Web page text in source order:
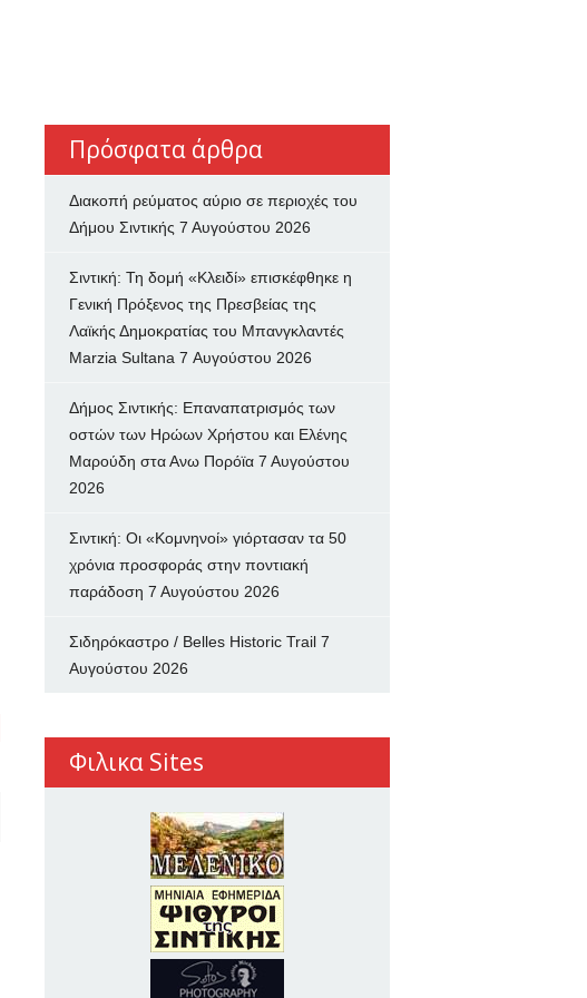
Πρόσφατα άρθρα
Διακοπή ρεύματος αύριο σε περιοχές του
Δήμου Σιντικής 7 Αυγούστου 2026
Σιντική: Τη δομή «Κλειδί» επισκέφθηκε η
Γενική Πρόξενος της Πρεσβείας της
Λαϊκής Δημοκρατίας του Μπανγκλαντές
Marzia Sultana 7 Αυγούστου 2026
Δήμος Σιντικής: Επαναπατρισμός των
oστών των Ηρώων Χρήστου και Ελένης
Μαρούδη στα Ανω Πορόϊα 7 Αυγούστου
2026
Σιντική: Οι «Κομνηνοί» γιόρτασαν τα 50
χρόνια προσφοράς στην ποντιακή
παράδοση 7 Αυγούστου 2026
Σιδηρόκαστρο / Belles Historic Trail 7
Αυγούστου 2026
Φιλικα Sites